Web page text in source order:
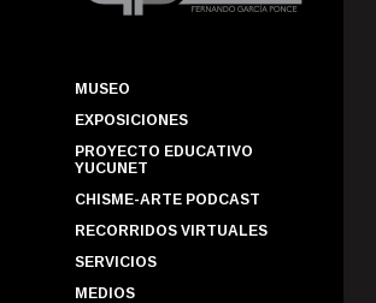
MUSEO
EXPOSICIONES
PROYECTO EDUCATIVO
YUCUNET
CHISME-ARTE PODCAST
RECORRIDOS VIRTUALES
SERVICIOS
MEDIOS